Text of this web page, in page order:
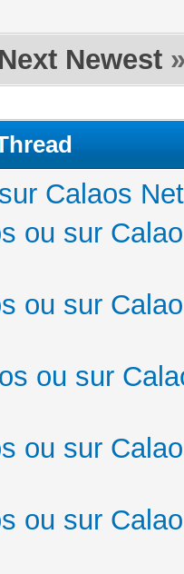
Next Newest
Calaos
ou sur
ou sur
ou sur
ou sur
ou sur